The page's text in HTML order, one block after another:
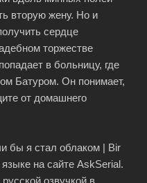
вторую жену. Но и
сердце
торжестве
в больницу, где
Батуром. Он понимает,
от домашнего
бы я стал облаком | Bir
на сайте AskSerial.
озвучкой в